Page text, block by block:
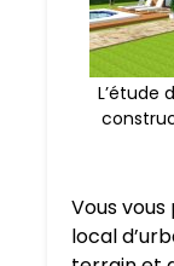
L’étude
Vous
local